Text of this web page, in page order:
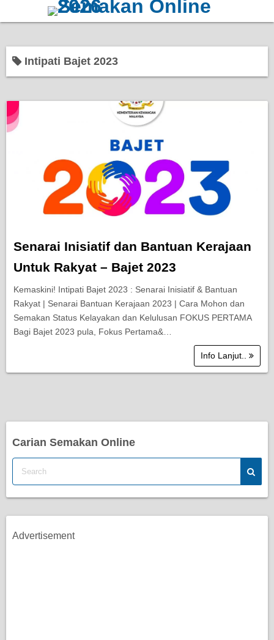
Bantuan Kerajaan
Pendidikan
Kerja Kosong Terkini
Intipati Bajet 2023
Senarai Inisiatif dan Bantuan Kerajaan
Untuk Rakyat – Bajet 2023
Kemaskini! Intipati Bajet 2023 : Senarai Inisiatif & Bantuan
Rakyat | Senarai Bantuan Kerajaan 2023 | Cara Mohon dan
Semakan Status Kelayakan dan Kelulusan FOKUS PERTAMA
Bagi Bajet 2023 pula, Fokus Pertama&…
Info Lanjut..
Carian Semakan Online
Advertisement